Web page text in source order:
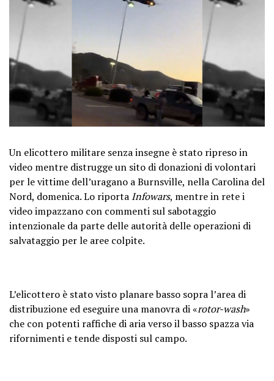
Un elicottero militare senza insegne è stato ripreso in
video mentre distrugge un sito di donazioni di volontari
per le vittime dell’uragano a Burnsville, nella Carolina del
Nord, domenica. Lo riporta Infowars, mentre in rete i
video impazzano con commenti sul sabotaggio
intenzionale da parte delle autorità delle operazioni di
salvataggio per le aree colpite.
L’elicottero è stato visto planare basso sopra l’area di
distribuzione ed eseguire una manovra di «rotor-wash»
che con potenti raffiche di aria verso il basso spazza via
rifornimenti e tende disposti sul campo.